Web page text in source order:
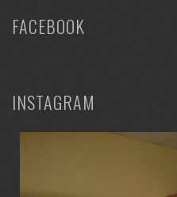
FACEBOOK
INSTAGRAM